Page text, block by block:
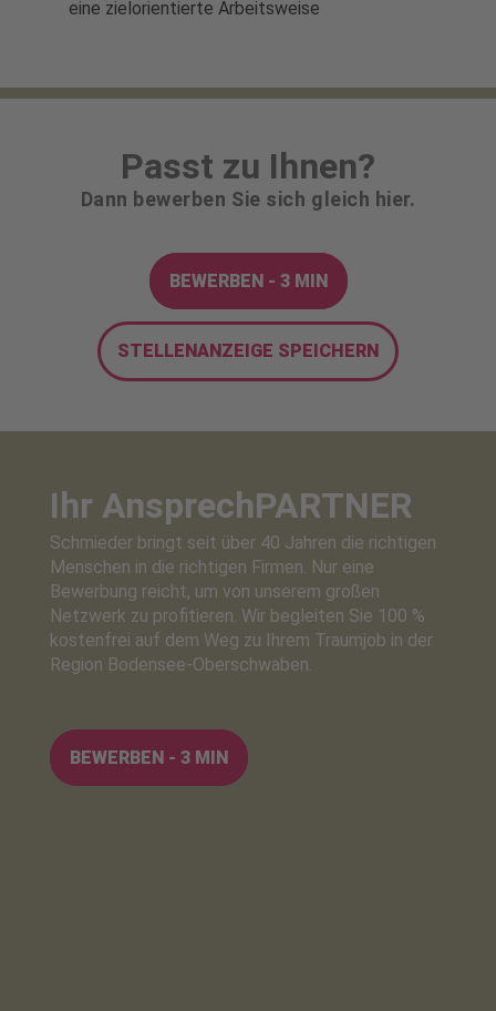
eine zielorientierte Arbeitsweise
Passt zu Ihnen?
Dann bewerben Sie sich gleich hier.
BEWERBEN - 3 MIN
STELLENANZEIGE SPEICHERN
Ihr AnsprechPARTNER
Schmieder bringt seit über 40 Jahren die richtigen
Menschen in die richtigen Firmen. Nur eine
Bewerbung reicht, um von unserem großen
Netzwerk zu profitieren. Wir begleiten Sie 100 %
kostenfrei auf dem Weg zu Ihrem Traumjob in der
Region Bodensee-Oberschwaben.
BEWERBEN - 3 MIN